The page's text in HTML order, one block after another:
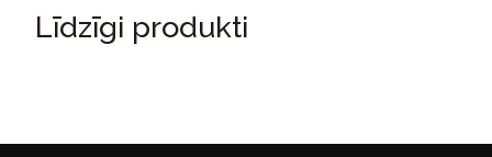
Līdzīgi produkti